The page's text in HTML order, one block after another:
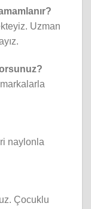
Uzman
naylonla
Çocuklu